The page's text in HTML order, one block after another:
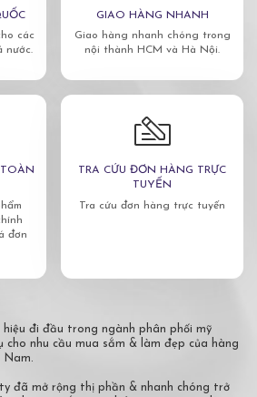
các
nước.
GIAO HÀNG NHANH
Giao hàng nhanh chóng trong
nội thành HCM và Hà Nội.
TOÀN
đơn
TRA CỨU ĐƠN HÀNG TRỰC
TUYẾN
Tra cứu đơn hàng trực tuyến
đi đầu trong ngành phân phối mỹ
cho nhu cầu mua sắm & làm đẹp của hàng
Nam.
đã mở rộng thị phần & nhanh chóng trở